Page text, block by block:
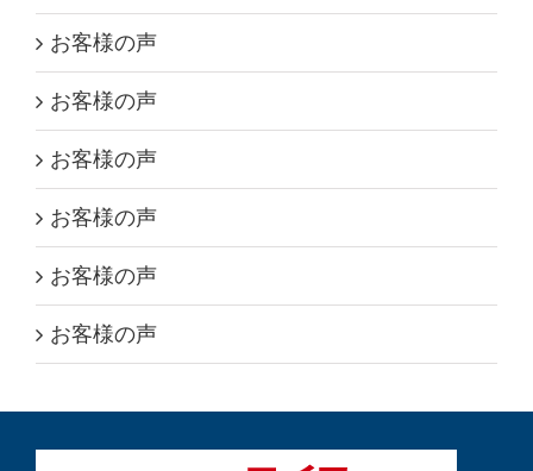
お客様の声
お客様の声
お客様の声
お客様の声
お客様の声
お客様の声